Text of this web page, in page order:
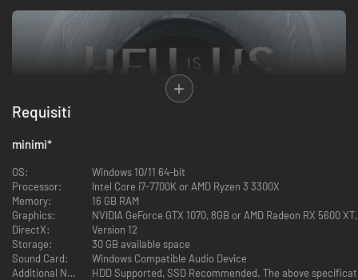
Requisiti
minimi*
OS:
Windows 10/11 64-bit
Processor:
Intel Core i7-7700K or AMD Ryzen 3 3300X
Memory:
16 GB RAM
Graphics:
NVIDIA GeForce GTX 1070, 8GB or AMD Radeon RX 5600
DirectX:
Version 12
Storage:
30 GB available space
Sound Card:
Windows Compatible Audio Device
Additional Notes:
HDD Supported, SSD Recommended. The above